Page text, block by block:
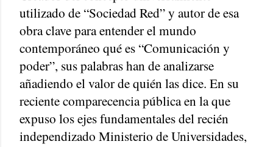
utilizado de “Sociedad Red” y autor de esa
obra clave para entender el mundo
contemporáneo qué es “Comunicación y
poder”, sus palabras han de analizarse
añadiendo el valor de quién las dice. En su
reciente comparecencia pública en la que
expuso los ejes fundamentales del recién
independizado Ministerio de Universidades,